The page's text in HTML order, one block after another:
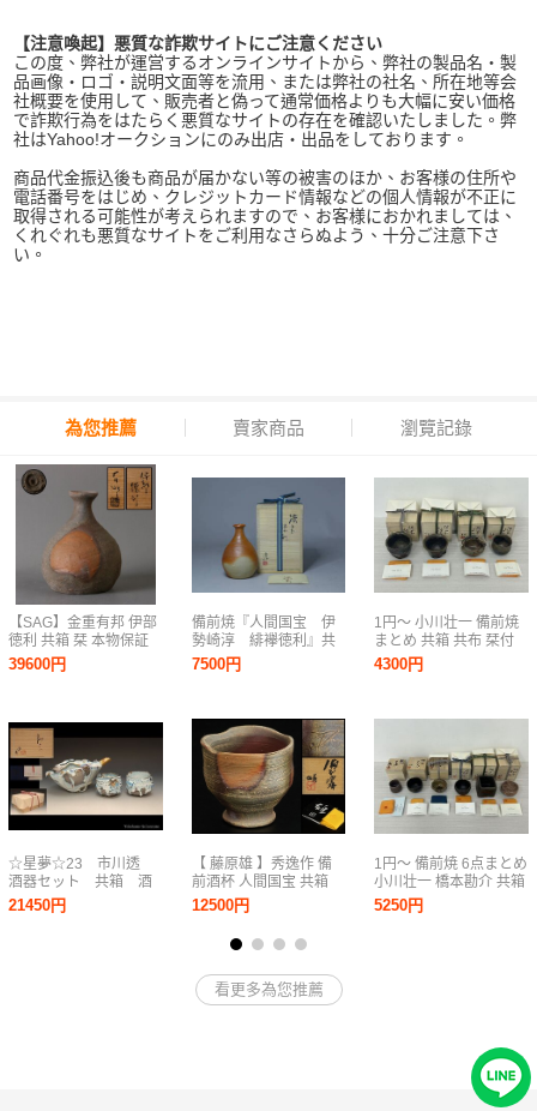
【注意喚起】悪質な詐欺サイトにご注意ください
この度、弊社が運営するオンラインサイトから、弊社の製品名・製
品画像・ロゴ・説明文面等を流用、または弊社の社名、所在地等会
社概要を使用して、販売者と偽って通常価格よりも大幅に安い価格
で詐欺行為をはたらく悪質なサイトの存在を確認いたしました。弊
社はYahoo!オークションにのみ出店・出品をしております。
商品代金振込後も商品が届かない等の被害のほか、お客様の住所や
電話番号をはじめ、クレジットカード情報などの個人情報が不正に
取得される可能性が考えられますので、お客様におかれましては、
くれぐれも悪質なサイトをご利用なさらぬよう、十分ご注意下さ
い。
為您推薦 賣家商品 瀏覽記錄
【SAG】金重有邦 伊部
徳利 共箱 栞 本物保証
39600円
☆星夢☆23 市川透
酒器セット 共箱 酒
器 （師：隠崎隆一）
21450円
備前焼『人間国宝 伊
勢崎淳 緋襷徳利』共
箱 本物保証品 検/酒
器ぐい呑徳利
7500円
【 藤原雄 】秀逸作 備
前酒杯 人間国宝 共箱
保証
12500円
1円～ 小川壮一 備前焼
まとめ 共箱 共布 栞付
き ぐいみ 酒盃 酒器 酒
杯 備前酒呑 陶器 陶芸
4300円
1円～ 備前焼 6点まとめ
小川壮一 橋本勘介 共箱
共布 栞付き ぐい呑み
酒盃 酒杯 酒器 花入 花
5250円
看更多為您推薦